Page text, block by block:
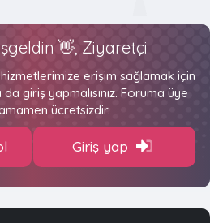
👋, Ziyaretçi
erişim sağlamak için
giriş yapmalısınız. Foruma üye
ücretsizdir.
Giriş yap